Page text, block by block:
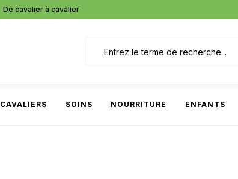
De cavalier à cavalier
CAVALIERS SOINS NOURRITURE ENFANTS